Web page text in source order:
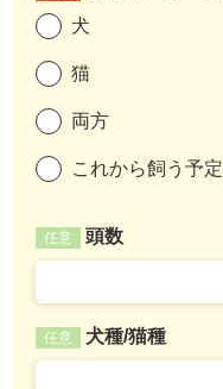
犬
猫
両方
これから飼う予定
任意 頭数
任意 犬種/猫種